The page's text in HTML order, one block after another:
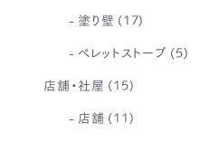
塗り壁 (17)
ペレットストーブ (5)
店舗・社屋 (15)
店舗 (11)